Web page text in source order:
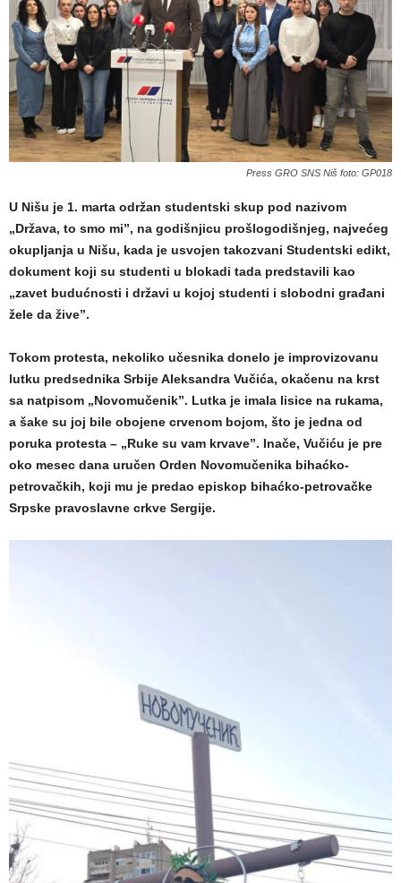
Press GRO SNS Niš foto: GP018
U Nišu je 1. marta održan studentski skup pod nazivom
„Država, to smo mi”, na godišnjicu prošlogodišnjeg, najvećeg
okupljanja u Nišu, kada je usvojen takozvani Studentski edikt,
dokument koji su studenti u blokadi tada predstavili kao
„zavet budućnosti i državi u kojoj studenti i slobodni građani
žele da žive”.
Tokom protesta, nekoliko učesnika donelo je improvizovanu
lutku predsednika Srbije Aleksandra Vučića, okačenu na krst
sa natpisom „Novomučenik”. Lutka je imala lisice na rukama,
a šake su joj bile obojene crvenom bojom, što je jedna od
poruka protesta – „Ruke su vam krvave”. Inače, Vučiću je pre
oko mesec dana uručen Orden Novomučenika bihaćko-
petrovačkih, koji mu je predao episkop bihaćko-petrovačke
Srpske pravoslavne crkve Sergije.